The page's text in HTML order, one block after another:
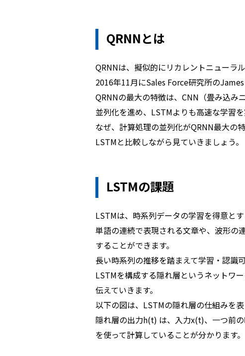
QRNNとは
QRNNは、擬似的にリカレントニューラ
2016年11月にSales Force研究所の
QRNNの最大の特徴は、CNN（畳み込み
並列化を進め、LSTMよりも高速な学習を
なぜ、計算処理の並列化がQRNN最大の
LSTMと比較しながら見ていきましょう。
LSTMの課題
LSTMは、時系列データの学習を得意と
単語の連続で表現される文章や、波形の
することができます。
長い時系列の推移を踏まえて学習・認識
LSTMを構成する隠れ層というネットワ
伝えていきます。
以下の図は、LSTMの隠れ層の仕組みを表
隠れ層の出力h(t) は、入力x(t)、一つ前
を使って計算していることが分かります。